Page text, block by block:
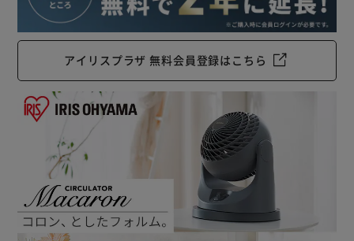
アイリスプラザ 無料会員登録はこちら